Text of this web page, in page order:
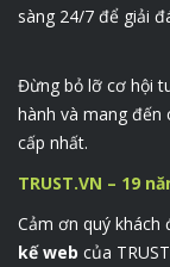
sàng 24/7 để giải
Đừng bỏ lỡ cơ hội
hành và mang đến
cấp nhất.
TRUST.VN – 19
Cảm ơn quý khách
kế web của